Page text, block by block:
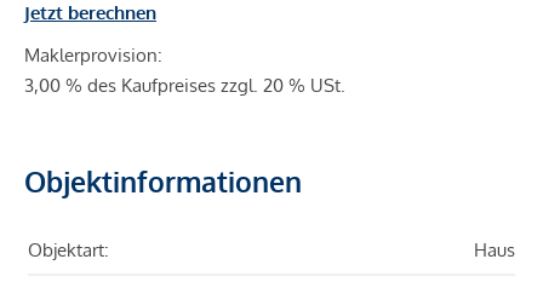
Jetzt berechnen
Maklerprovision:
3,00 % des Kaufpreises zzgl. 20 % USt.
Objektinformationen
Objektart: Haus